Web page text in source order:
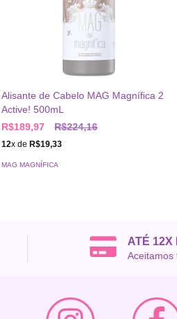
Alisante de Cabelo MAG Magnífica 2
Active! 500mL
R$189,97
R$224,16
12x de R$19,33
MAG MAGNÍFICA
ATÉ 12X
Aceitamos